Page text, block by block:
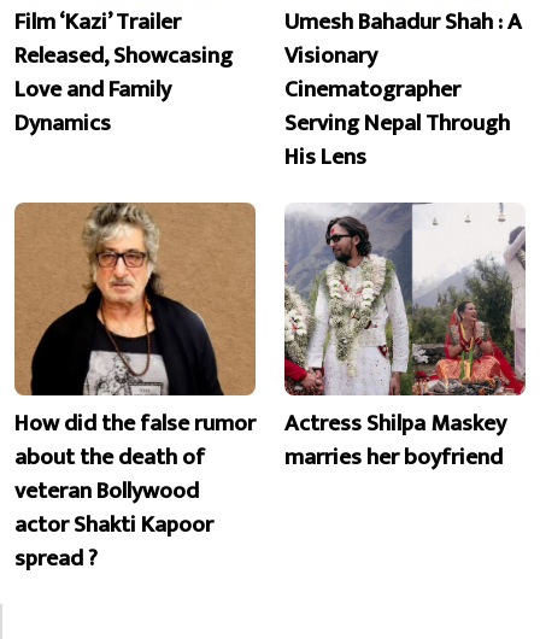
Film ‘Kazi’ Trailer
Released, Showcasing
Love and Family
Dynamics
Umesh Bahadur Shah : A
Visionary
Cinematographer
Serving Nepal Through
His Lens
How did the false rumor
about the death of
veteran Bollywood
actor Shakti Kapoor
spread ?
Actress Shilpa Maskey
marries her boyfriend